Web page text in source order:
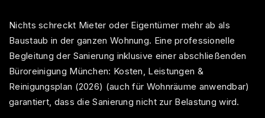
Nichts schreckt Mieter oder Eigentümer mehr ab als
Baustaub in der ganzen Wohnung. Eine professionelle
Begleitung der Sanierung inklusive einer abschließenden
Büroreinigung München: Kosten, Leistungen &
Reinigungsplan (2026) (auch für Wohnräume anwendbar)
garantiert, dass die Sanierung nicht zur Belastung wird.